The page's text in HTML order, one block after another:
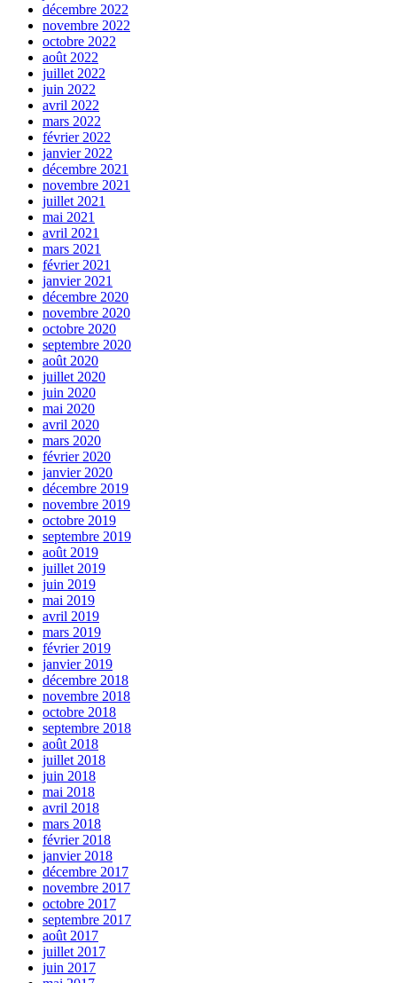
décembre 2022
novembre 2022
octobre 2022
août 2022
juillet 2022
juin 2022
avril 2022
mars 2022
février 2022
janvier 2022
décembre 2021
novembre 2021
juillet 2021
mai 2021
avril 2021
mars 2021
février 2021
janvier 2021
décembre 2020
novembre 2020
octobre 2020
septembre 2020
août 2020
juillet 2020
juin 2020
mai 2020
avril 2020
mars 2020
février 2020
janvier 2020
décembre 2019
novembre 2019
octobre 2019
septembre 2019
août 2019
juillet 2019
juin 2019
mai 2019
avril 2019
mars 2019
février 2019
janvier 2019
décembre 2018
novembre 2018
octobre 2018
septembre 2018
août 2018
juillet 2018
juin 2018
mai 2018
avril 2018
mars 2018
février 2018
janvier 2018
décembre 2017
novembre 2017
octobre 2017
septembre 2017
août 2017
juillet 2017
juin 2017